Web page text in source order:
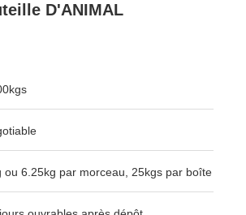
D'ANIMAL
ou 6.25kg par morceau, 25kgs par boîte